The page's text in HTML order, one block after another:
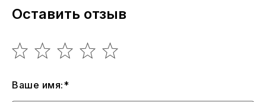
Оставить отзыв
Ваше имя:*